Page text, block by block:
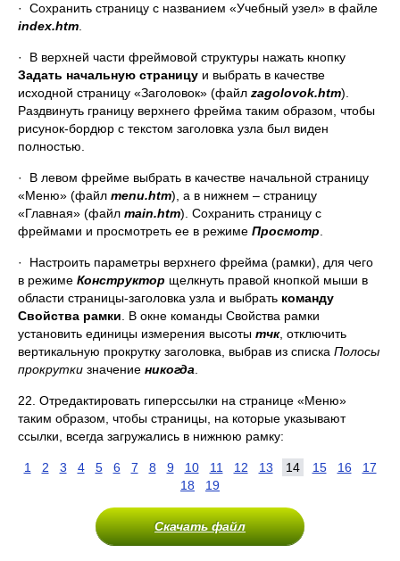
· Сохранить страницу с названием «Учебный узел» в файле
index.htm
· В верхней части фреймовой структуры нажать кнопку
Задать начальную страницу и выбрать в качестве
исходной страницу «Заголовок» (файл zagolovok.htm).
Раздвинуть границу верхнего фрейма таким образом, чтобы
рисунок-бордюр с текстом заголовка узла был виден
полностью.
· В левом фрейме выбрать в качестве начальной страницу
«Меню» (файл menu.htm), а в нижнем – страницу
«Главная» (файл main.htm). Сохранить страницу с
фреймами и просмотреть ее в режиме Просмотр
· Настроить параметры верхнего фрейма (рамки), для чего
в режиме Конструктор щелкнуть правой кнопкой мыши в
области страницы-заголовка узла и выбрать команду
Свойства рамки . В окне команды Свойства рамки
установить единицы измерения высоты тчк, отключить
вертикальную прокрутку заголовка, выбрав из списка Полосы
прокрутки значение никогда
22. Отредактировать гиперссылки на странице «Меню»
таким образом, чтобы страницы, на которые указывают
ссылки, всегда загружались в нижнюю рамку:
1 2 3 4 5 6 7 8 9 10 11 12 13 14 15 16
17
18
19
Скачать файл